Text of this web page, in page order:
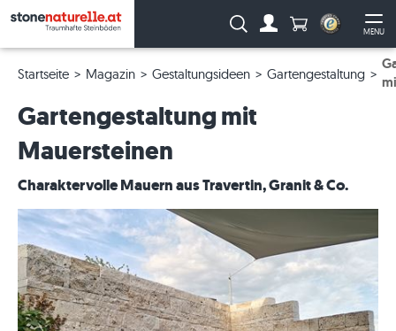
MENU
Suche: Anzahl
Startseite Magazin Gestaltungsideen Gartengestaltung
Gartengestaltung mit
Mauersteinen
Charaktervolle Mauern aus Travertin, Granit & Co.